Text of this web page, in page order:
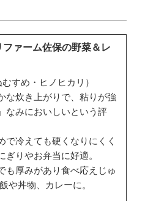
ァーム佐保の野菜＆レ
すめ・ヒノヒカリ）
な炊き上がりで、粘りが強
なみにおいしいという評
で冷えても硬くなりにくく
りやお弁当に好適。
も厚みがあり食べ応えじゅ
や丼物、カレーに。